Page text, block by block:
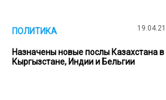
ПОЛИТИКА 19.04.21
Назначены новые послы Казахстана в
Кыргызстане, Индии и Бельгии